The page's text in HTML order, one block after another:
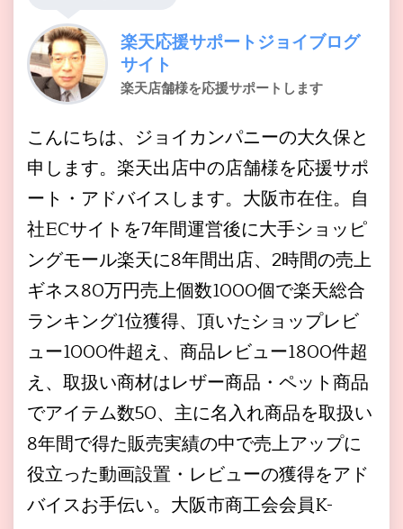
楽天応援サポートジョイブログ
サイト
楽天店舗様を応援サポートします
こんにちは、ジョイカンパニーの大久保と
申します。楽天出店中の店舗様を応援サポ
ート・アドバイスします。大阪市在住。自
社ECサイトを7年間運営後に大手ショッピ
ングモール楽天に8年間出店、2時間の売上
ギネス80万円売上個数1000個で楽天総合
ランキング1位獲得、頂いたショップレビ
ュー1000件超え、商品レビュー1800件超
え、取扱い商材はレザー商品・ペット商品
でアイテム数50、主に名入れ商品を取扱い
8年間で得た販売実績の中で売上アップに
役立った動画設置・レビューの獲得をアド
バイスお手伝い。大阪市商工会会員K-